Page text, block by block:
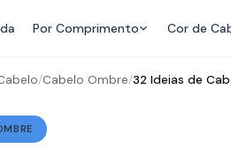
Por Comprimento Cor de
/Cabelo Ombre/32 Ideias de